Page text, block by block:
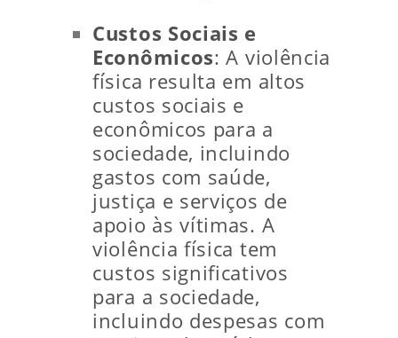
Custos Sociais e
Econômicos: A violência
física resulta em altos
custos sociais e
econômicos para a
sociedade, incluindo
gastos com saúde,
justiça e serviços de
apoio às vítimas. A
violência física tem
custos significativos
para a sociedade,
incluindo despesas com